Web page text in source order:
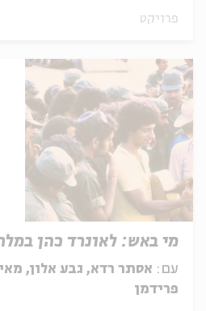
פרויקט
מי באש: לאונרד כהן
עם: אסתר רדא, גבע אלון,
פרידמן